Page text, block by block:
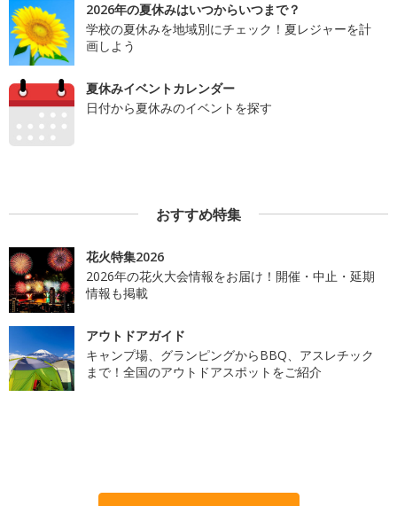
2026年の夏休みはいつからいつまで？
学校の夏休みを地域別にチェック！夏レジャーを計
画しよう
夏休みイベントカレンダー
日付から夏休みのイベントを探す
おすすめ特集
花火特集2026
2026年の花火大会情報をお届け！開催・中止・延期
情報も掲載
アウトドアガイド
キャンプ場、グランピングからBBQ、アスレチック
まで！全国のアウトドアスポットをご紹介